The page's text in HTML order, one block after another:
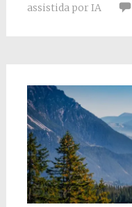
assistida por IA